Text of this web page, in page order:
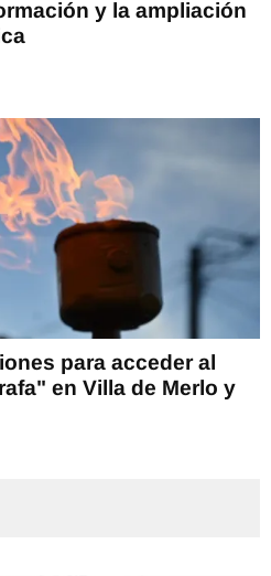
y la ampliación
para acceder al
en Villa de Merlo y